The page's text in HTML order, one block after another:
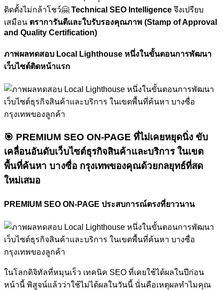
ติดตั้งไม่กล้าโชว์🤗 Technical SEO Intelligence จึงเปรียบ
เสมือน ตราการันตีและใบรับรองคุณภาพ (Stamp of Approval
and Quality Certification)
ภาพผลทดสอบ Local Lighthouse หนึ่งในขั้นตอนการพัฒนา
เว็บไซต์ติดหน้าแรก
🎯 PREMIUM SEO ON-PAGE ที่ไม่เคยหยุดนิ่ง ขับ
เคลื่อนอันดับเว็บไซต์ธุรกิจสินค้าและบริการ ในเขต
พื้นที่ค้นหา บางซื่อ กรุงเทพของคุณด้วยกลยุทธ์ที่สด
ใหม่เสมอ
PREMIUM SEO ON-PAGE ประสบการณ์ตรงที่ยาวนาน
ในโลกดิจิทัลที่หมุนเร็ว เทคนิค SEO ที่เคยใช้ได้ผลในปีก่อน
หน้านี้ พิสูจน์แล้วว่าใช้ไม่ได้ผลในวันนี้ นั่นคือเหตุผลทำไมคุณ